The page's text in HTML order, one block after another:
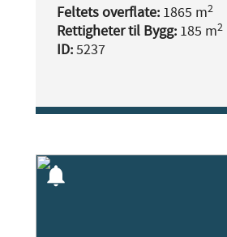
Feltets overflate: 1865 m2
Rettigheter til Bygg: 185 m2
ID:5237
notifications